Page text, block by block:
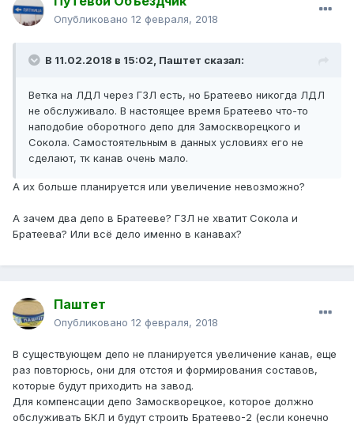
Опубликовано 12 февраля, 2018
В 11.02.2018 в 15:02, Паштет сказал:
Ветка на ЛДЛ через ГЗЛ есть, но Братеево никогда ЛДЛ
не обслуживало. В настоящее время Братеево что-то
наподобие оборотного депо для Замоскворецкого и
Сокола. Самостоятельным в данных условиях его не
сделают, тк канав очень мало.
А их больше планируется или увеличение невозможно?
А зачем два депо в Братееве? ГЗЛ не хватит Сокола и
Братеева? Или всё дело именно в канавах?
Паштет
Опубликовано 12 февраля, 2018
В существующем депо не планируется увеличение канав, еще
раз повторюсь, они для отстоя и формирования составов,
которые будут приходить на завод.
Для компенсации депо Замоскворецкое, которое должно
обслуживать БКЛ и будут строить Братеево-2 (если конечно